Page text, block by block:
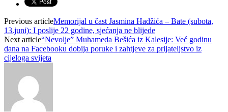
Previous articleMemorijal u čast Jasmina Hadžića – Bate (subota,
13.juni): I poslije 22 godine, sjećanja ne blijede
Next article“Nevolje” Muhameda Bešića iz Kalesije: Već godinu
dana na Facebooku dobija poruke i zahtjeve za prijateljstvo iz
cijeloga svijeta